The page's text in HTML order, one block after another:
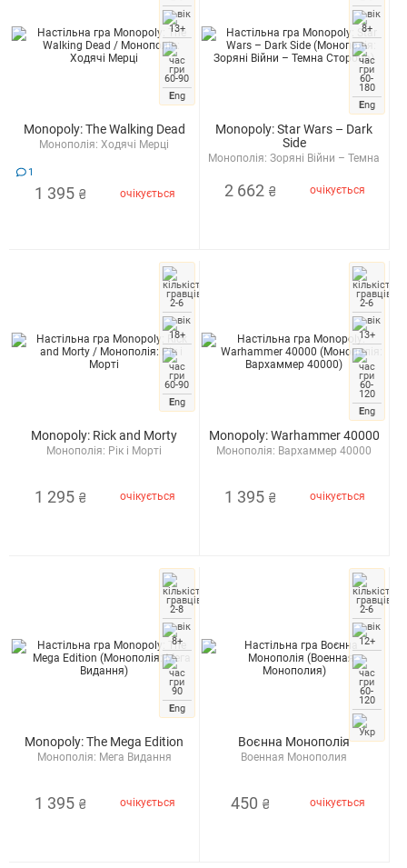
Monopoly: The Walking Dead
Монополія: Ходячі Мерці
13+
60-90
Eng
1
1 395 ₴ очікується
Monopoly: Star Wars – Dark
Side
Монополія: Зоряні Війни – Темна
8+
60-
180
Eng
2 662 ₴ очікується
Monopoly: Rick and Morty
Монополія: Рік і Морті
2-6
18+
60-90
Eng
1 295 ₴ очікується
Monopoly: Warhammer 40000
Монополія: Вархаммер 40000
2-6
13+
60-
120
Eng
1 395 ₴ очікується
Monopoly: The Mega Edition
Монополія: Мега Видання
2-8
8+
90
Eng
1 395 ₴ очікується
Воєнна Монополія
Военная Монополия
2-6
12+
60-
120
450 ₴ очікується